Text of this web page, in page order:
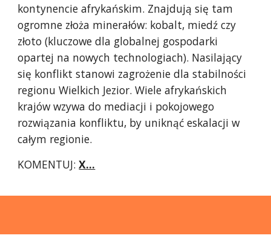
kontynencie afrykańskim. Znajdują się tam
ogromne złoża minerałów: kobalt, miedź czy
złoto (kluczowe dla globalnej gospodarki
opartej na nowych technologiach). Nasilający
się konflikt stanowi zagrożenie dla stabilności
regionu Wielkich Jezior. Wiele afrykańskich
krajów wzywa do mediacji i pokojowego
rozwiązania konfliktu, by uniknąć eskalacji w
całym regionie.
KOMENTUJ:X...